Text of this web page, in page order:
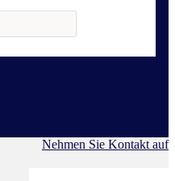
Nehmen Sie Kontakt auf